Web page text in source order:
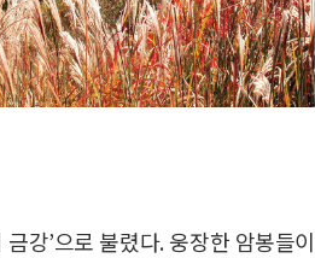
강’으로 불렸다. 웅장한 암봉들이